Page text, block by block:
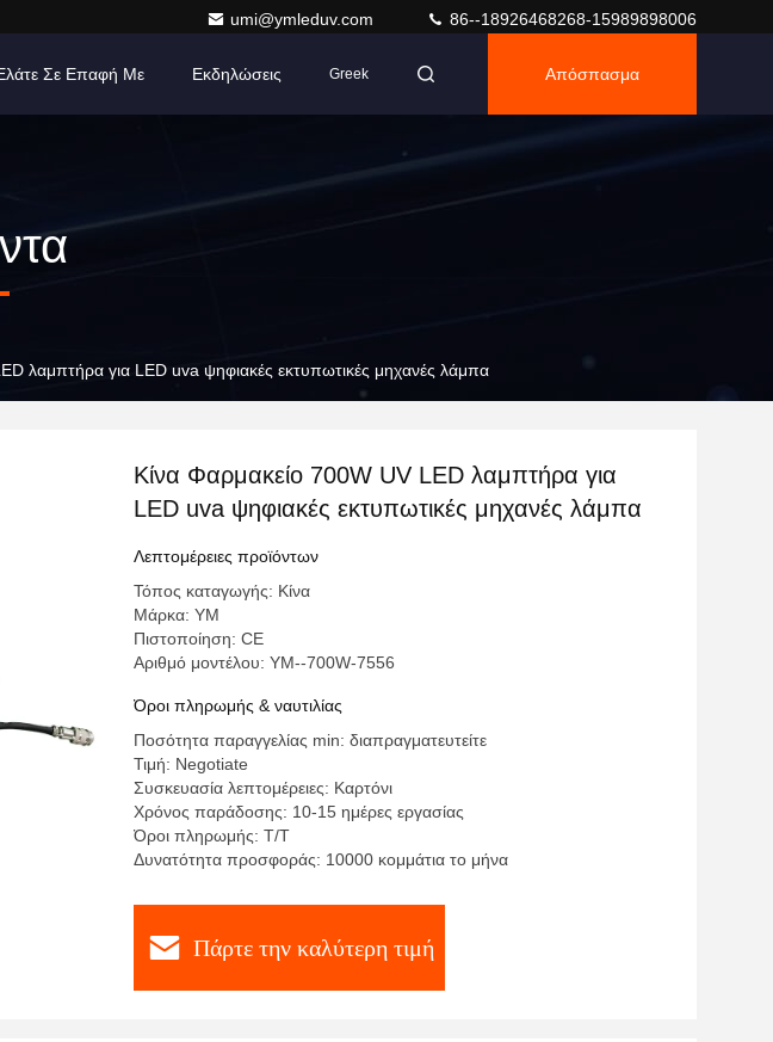
umi@ymleduv.com 86--18926468268-15989898006
Σε Επαφή Με Εκδηλώσεις Greek Απόσπασμα
λαμπτήρα για LED uva ψηφιακές εκτυπωτικές μηχανές λάμπα
Κίνα Φαρμακείο 700W UV LED λαμπτήρα για
LED uva ψηφιακές εκτυπωτικές μηχανές λάμπα
Λεπτομέρειες προϊόντων
Τόπος καταγωγής: Κίνα
Μάρκα: YM
Πιστοποίηση: CE
Αριθμό μοντέλου: YM--700W-7556
Όροι πληρωμής & ναυτιλίας
Ποσότητα παραγγελίας min: διαπραγματευτείτε
Τιμή: Negotiate
Συσκευασία λεπτομέρειες: Καρτόνι
Χρόνος παράδοσης: 10-15 ημέρες εργασίας
Όροι πληρωμής: Τ/Τ
Δυνατότητα προσφοράς: 10000 κομμάτια το μήνα
Πάρτε την καλύτερη τιμή